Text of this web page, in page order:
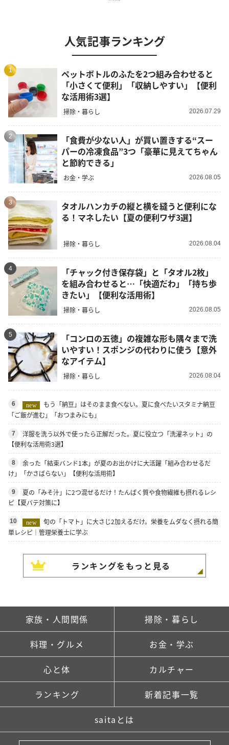
人気記事ランキング
1
ペットボトルのふたを2つ組み合わせると
「小さくて便利」「収納しやすい」【便利
な活用術3選】
掃除・暮らし 2026.07.29
2
「食費が少ない人」が買い置きする“スー
パーの冷凍食品”3つ「豪華に見えてちゃん
と節約できる」
お金・学ぶ 2026.08.05
3
タオルハンカチの縦と横を縫うと便利にな
る！マネしたい【夏の便利ワザ3選】
掃除・暮らし 2026.08.04
4
「チャック付き保存袋」と「タオル2枚」
を組み合わせると…「快適だわ」「持ち歩
きたい」【便利な活用術】
掃除・暮らし 2026.08.05
5
「コンロの五徳」の複雑な形も隅々まで洗
いやすい！スポンジの代わりに使う【意外
なアイテム】
掃除・暮らし 2026.08.04
6 new
もう「納豆」はそのまま食べない。夏に食べたいスタミナ納豆
「ご飯が進む」「おつまみにも」
7
洋服を洗う以外で使ったら正解だった。夏に役立つ「洗濯ネット」の
【便利な活用術3選】
8
余った「結束バンド1本」が夏のお出かけに大活躍「組み合わせるだ
け」「かさばらない」【便利な活用術】
9
夏の「みそ汁」に2つ混ぜるだけ！たんぱく質や食物繊維も摂れるレシ
ピ【夏バテ対策に】
10 new
旬の「トマト」に大さじ2加えるだけ。栄養をムダなく摂れる簡
単レシピ｜管理栄養士に学ぶ
ランキングをもっと見る
家族・人間関係 掃除・暮らし
料理・グルメ お金・学ぶ
心と体 カルチャー
ランキング 新着記事一覧
saitaとは